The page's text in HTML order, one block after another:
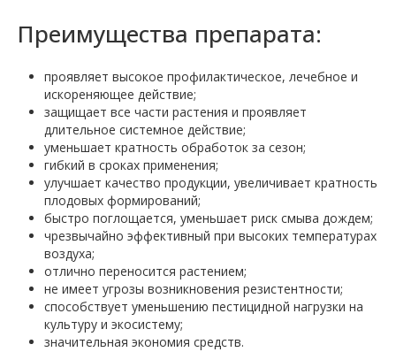
Преимущества препарата:
проявляет высокое профилактическое, лечебное и
искореняющее действие;
защищает все части растения и проявляет
длительное системное действие;
уменьшает кратность обработок за сезон;
гибкий в сроках применения;
улучшает качество продукции, увеличивает кратность
плодовых формирований;
быстро поглощается, уменьшает риск смыва дождем;
чрезвычайно эффективный при высоких температурах
воздуха;
отлично переносится растением;
не имеет угрозы возникновения резистентности;
способствует уменьшению пестицидной нагрузки на
культуру и экосистему;
значительная экономия средств.